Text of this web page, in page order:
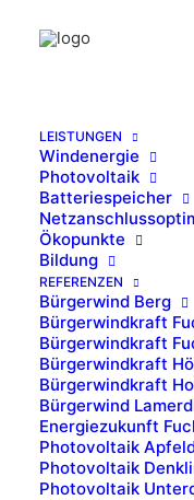
LEISTUNGEN
Windenergie
Photovoltaik
Batteriespeicher
Ökopunkte
Bildung
REFERENZEN
Bürgerwind Berg
Bürgerwindkraft
Bürgerwindkraft
Bürgerwindkraft
Bürgerwindkraft
Bürgerwind
Energiezukunft
Photovoltaik
Photovoltaik
Photovoltaik
Home